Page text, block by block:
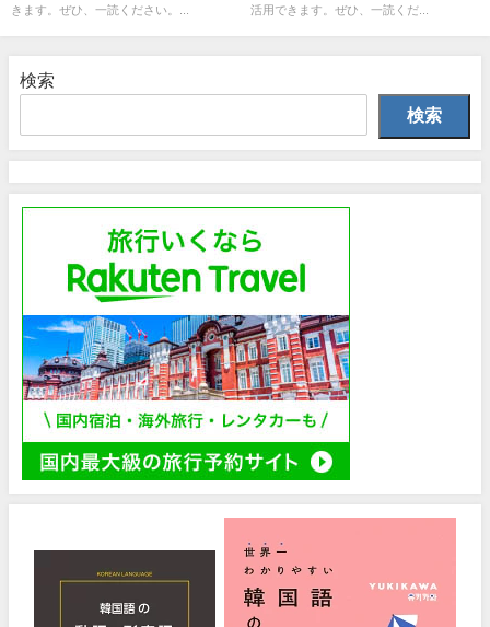
きます。ぜひ、一読ください。...
活用できます。ぜひ、一読くだ...
検索
検索